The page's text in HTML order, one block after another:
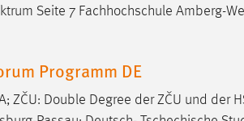
Seite 7 Fachhochschule Amberg-
Programm DE
ZČU: Double Degree der ZČU und der